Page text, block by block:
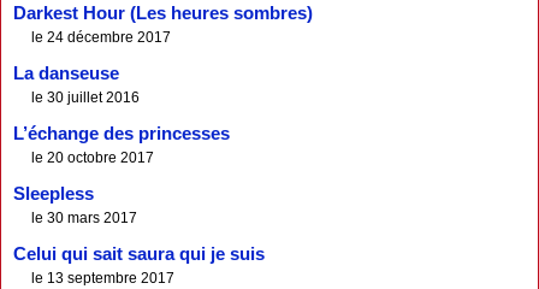
Darkest Hour (Les heures sombres)
le 24 décembre 2017
La danseuse
le 30 juillet 2016
L’échange des princesses
le 20 octobre 2017
Sleepless
le 30 mars 2017
Celui qui sait saura qui je suis
le 13 septembre 2017